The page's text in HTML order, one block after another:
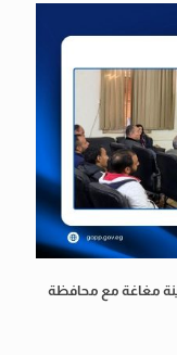
مغاغة مع محافظة